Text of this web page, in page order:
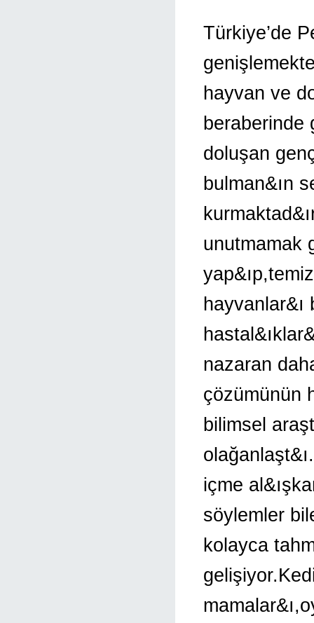
Türkiye’de
hayvan ve
beraberinde
doluşan
bulman&ın
unutmamak
hayvanlar&ı
nazaran
çözümünün
bilimsel
içme
söylemler
kolayca